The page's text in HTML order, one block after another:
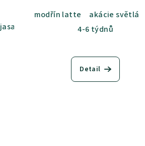
jasan šedý dub sametový dub kansas
modřín latte
akácie světlá
4-6 týdnů
Detail